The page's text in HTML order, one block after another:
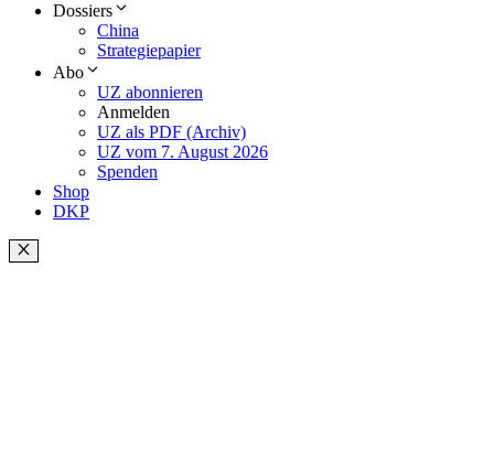
Dossiers
China
Strategiepapier
Abo
UZ abonnieren
Anmelden
UZ als PDF (Archiv)
UZ vom 7. August 2026
Spenden
Shop
DKP
Schließen